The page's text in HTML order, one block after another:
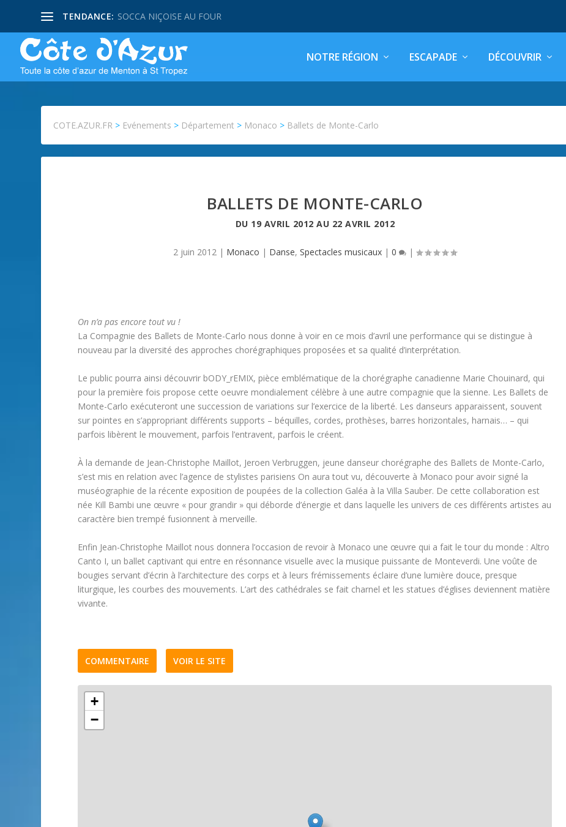
TENDANCE: SOCCA NIÇOISE AU FOUR
NOTRE RÉGION ESCAPADE DÉCOUVRIR
COTE.AZUR.FR > Evénements > Département > Monaco > Ballets de Monte-Carlo
BALLETS DE MONTE-CARLO
DU 19 AVRIL 2012 AU 22 AVRIL 2012
2 juin 2012 | Monaco | Danse,Spectacles musicaux |0 |
On n’a pas encore tout vu !
La Compagnie des Ballets de Monte-Carlo nous donne à voir en ce mois d’avril une performance qui se distingue à
nouveau par la diversité des approches chorégraphiques proposées et sa qualité d’interprétation.
Le public pourra ainsi découvrir bODY_rEMIX, pièce emblématique de la chorégraphe canadienne Marie Chouinard, qui
pour la première fois propose cette oeuvre mondialement célèbre à une autre compagnie que la sienne. Les Ballets de
Monte-Carlo exécuteront une succession de variations sur l’exercice de la liberté. Les danseurs apparaissent, souvent
sur pointes en s’appropriant différents supports – béquilles, cordes, prothèses, barres horizontales, harnais… – qui
parfois libèrent le mouvement, parfois l’entravent, parfois le créent.
À la demande de Jean-Christophe Maillot, Jeroen Verbruggen, jeune danseur chorégraphe des Ballets de Monte-Carlo,
s’est mis en relation avec l’agence de stylistes parisiens On aura tout vu, découverte à Monaco pour avoir signé la
muséographie de la récente exposition de poupées de la collection Galéa à la Villa Sauber. De cette collaboration est
née Kill Bambi une œuvre « pour grandir » qui déborde d’énergie et dans laquelle les univers de ces différents artistes au
caractère bien trempé fusionnent à merveille.
Enfin Jean-Christophe Maillot nous donnera l’occasion de revoir à Monaco une œuvre qui a fait le tour du monde : Altro
Canto I, un ballet captivant qui entre en résonnance visuelle avec la musique puissante de Monteverdi. Une voûte de
bougies servant d’écrin à l’architecture des corps et à leurs frémissements éclaire d’une lumière douce, presque
liturgique, les courbes des mouvements. L’art des cathédrales se fait charnel et les statues d’églises deviennent matière
vivante.
COMMENTAIRE VOIR LE SITE
+
−